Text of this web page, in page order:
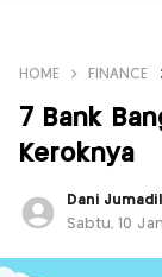
HOME FINANCE
7 Bank
Keroknya
Dani
Sabtu, 10